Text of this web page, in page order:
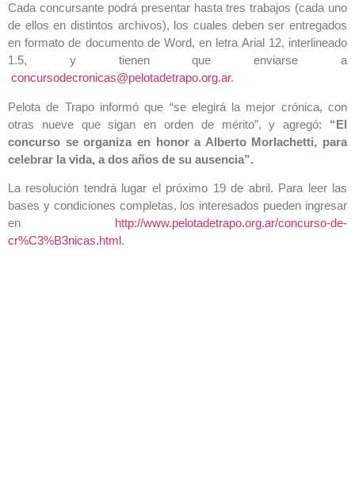
Cada concursante podrá presentar hasta tres trabajos (cada uno
de ellos en distintos archivos), los cuales deben ser entregados
en formato de documento de Word, en letra Arial 12, interlineado
1.5, y tienen que enviarse a
concursodecronicas@pelotadetrapo.org.ar.
Pelota de Trapo informó que “se elegirá la mejor crónica, con
otras nueve que sigan en orden de mérito”, y agregó: “El
concurso se organiza en honor a Alberto Morlachetti, para
celebrar la vida, a dos años de su ausencia”.
La resolución tendrá lugar el próximo 19 de abril. Para leer las
bases y condiciones completas, los interesados pueden ingresar
en http://www.pelotadetrapo.org.ar/concurso-de-
cr%C3%B3nicas.html.